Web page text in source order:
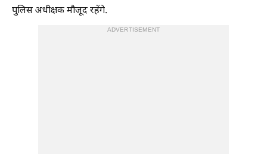
पुलिस अधीक्षक मौजूद रहेंगे.
ADVERTISEMENT